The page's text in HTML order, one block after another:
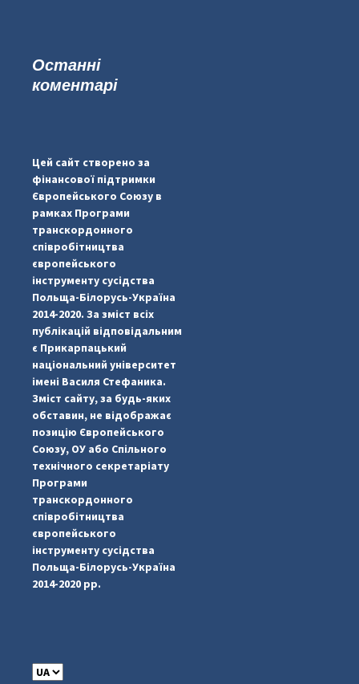
#PipIvanToday
Останні
коментарі
Цей сайт створено за
фінансової підтримки
Європейського Союзу в
рамках Програми
транскордонного
співробітництва
європейського
інструменту сусідства
Польща-Білорусь-Україна
2014-2020. За зміст всіх
публікацій відповідальним
є Прикарпацький
національний університет
імені Василя Стефаника.
Зміст сайту, за будь-яких
обставин, не відображає
позицію Європейського
Союзу, ОУ або Спільного
технічного секретаріату
Програми
транскордонного
співробітництва
європейського
інструменту сусідства
Польща-Білорусь-Україна
2014-2020 рр.
C